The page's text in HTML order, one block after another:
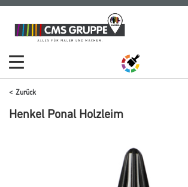
Zum
Inhalt
Zum
Navigationsmenü
Zurück
Henkel Ponal Holzleim